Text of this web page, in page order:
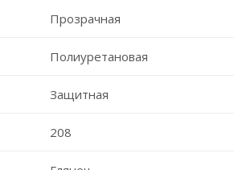
Прозрачная
Полиуретановая
Защитная
208